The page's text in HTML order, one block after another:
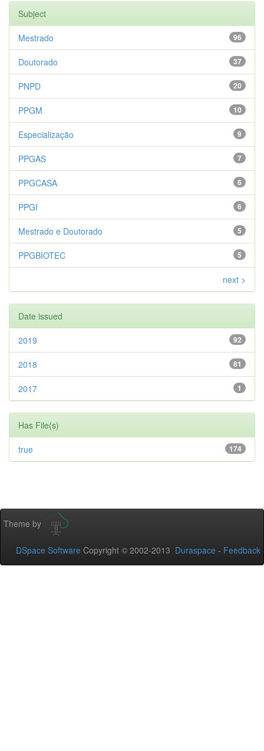
Subject
96
Mestrado
37
Doutorado
20
PNPD
10
PPGM
9
Especialização
7
PPGAS
6
PPGCASA
6
PPGI
5
Mestrado e Doutorado
5
PPGBIOTEC
next >
Date issued
92
2019
81
2018
1
2017
Has File(s)
174
true
Theme by
DSpace Software Copyright © 2002-2013 Duraspace - Feedback